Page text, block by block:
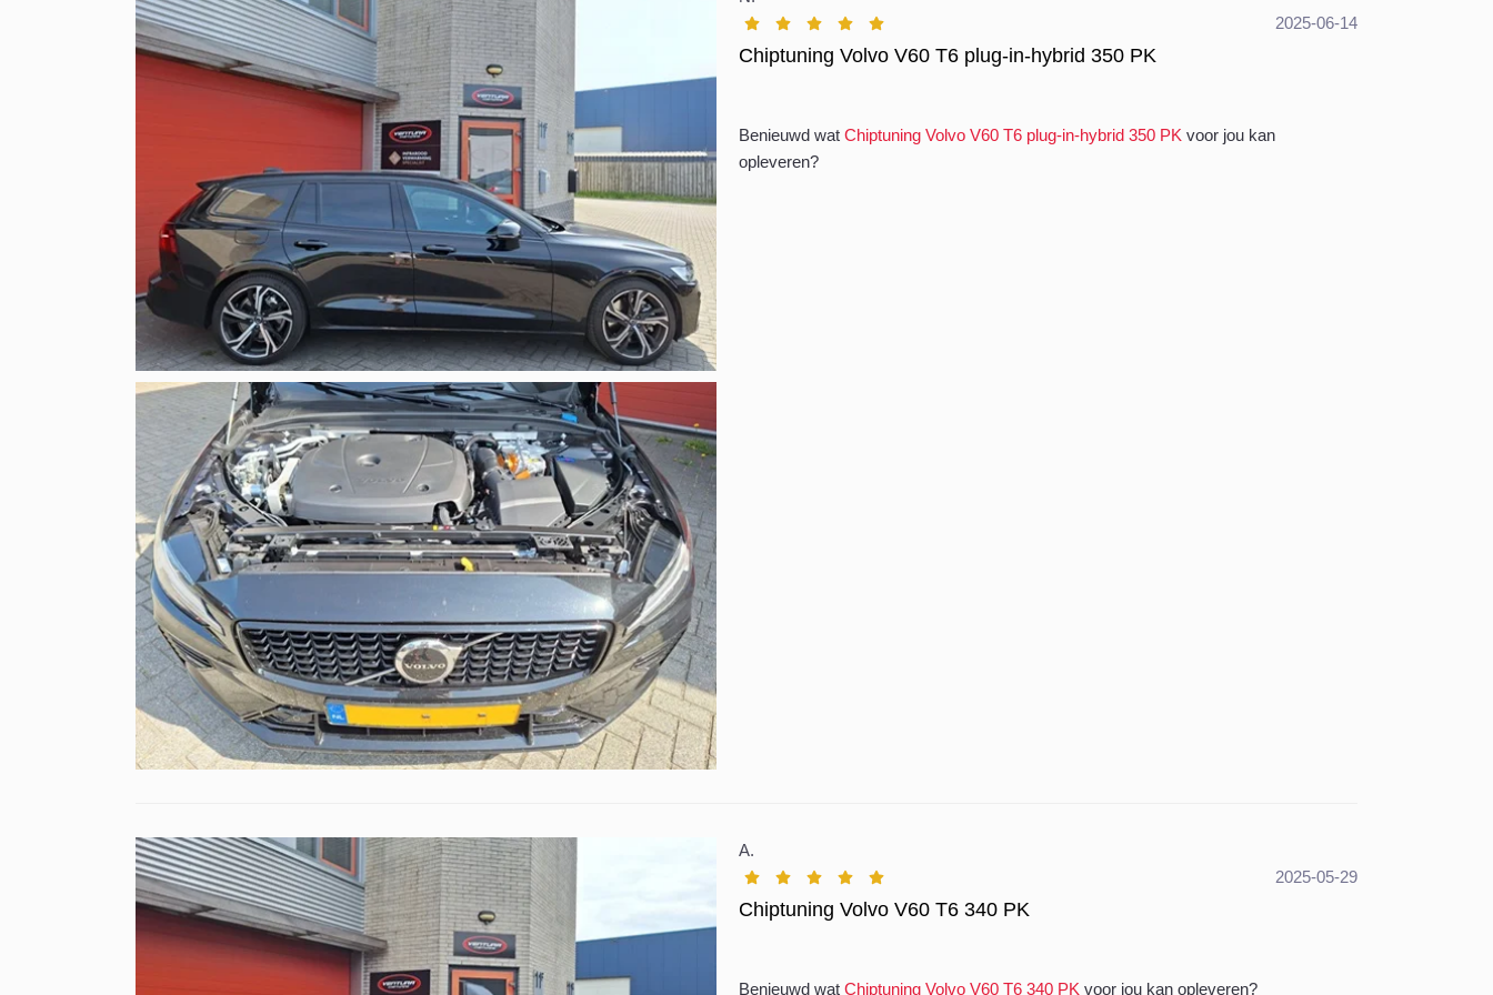
2025-06-14
Chiptuning Volvo V60 T6 plug-in-hybrid 350 PK
Benieuwd watChiptuning Volvo V60 T6 plug-in-hybrid 350 PK voor jou kan
opleveren?
A.
2025-05-29
Chiptuning Volvo V60 T6 340 PK
Benieuwd watChiptuning Volvo V60 T6 340 PK voor jou kan opleveren?